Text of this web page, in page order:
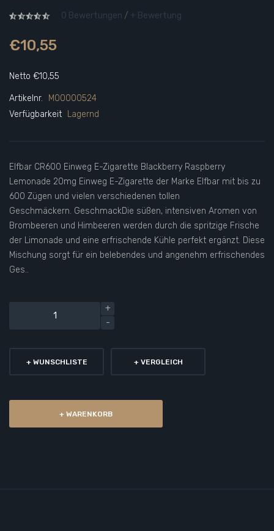
0 Bewertungen / + Bewertung
€10,55
Netto €10,55
Artikelnr.
M00000524
Verfügbarkeit
Lagernd
Elfbar CR600 Einweg E-Zigarette Blackberry Raspberry
Lemonade 20mg Einweg E-Zigarette der Marke Elfbar mit bis zu
600 Zügen und vielen verschiedenen tollen
Geschmäckern. GeschmackDie süßen, intensiven Aromen von
Brombeeren und Himbeeren werden durch die spritzige Frische
der Limonade und eine erfrischende Kühle perfekt ergänzt. Diese
Mischung sorgt für ein belebendes und angenehm erfrischendes
Ges..
+ WUNSCHLISTE + VERGLEICH
+ WARENKORB